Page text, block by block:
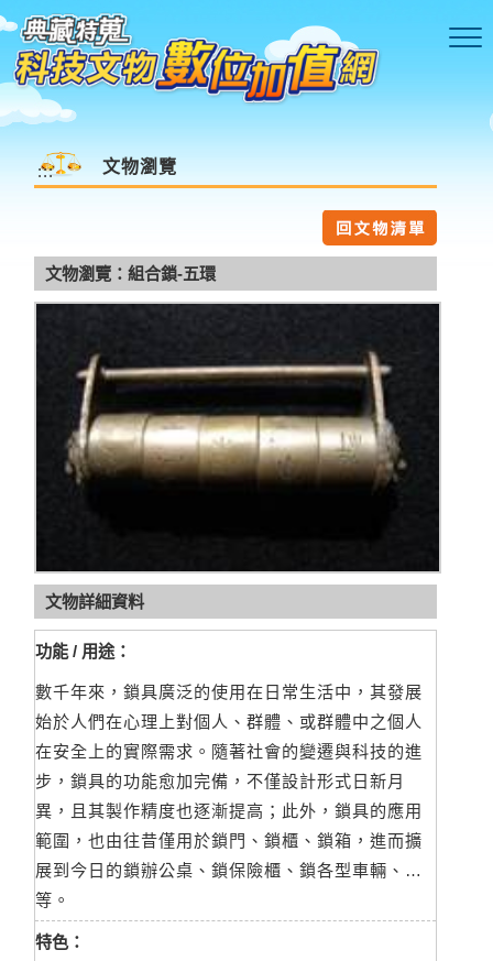
跳到主要內容區塊
::: 文物瀏覽
文物瀏覽：組合鎖-五環
文物詳細資料
功能 / 用途：
數千年來，鎖具廣泛的使用在日常生活中，其發展
始於人們在心理上對個人、群體、或群體中之個人
在安全上的實際需求。隨著社會的變遷與科技的進
步，鎖具的功能愈加完備，不僅設計形式日新月
異，且其製作精度也逐漸提高；此外，鎖具的應用
範圍，也由往昔僅用於鎖門、鎖櫃、鎖箱，進而擴
展到今日的鎖辦公桌、鎖保險櫃、鎖各型車輛、…
等。
特色：